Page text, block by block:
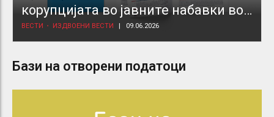
корупцијата во јавните набавки во
здравствениот сектор
ВЕСТИ ИЗДВОЕНИ ВЕСТИ 09.06.2026
Бази на отворени податоци